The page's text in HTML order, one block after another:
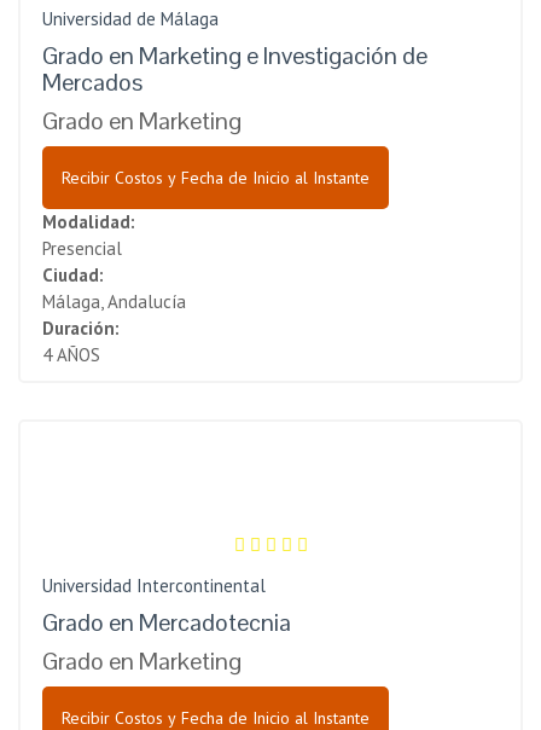
Universidad de Málaga
Grado en Marketing e Investigación de
Mercados
Grado en Marketing
Recibir Costos y Fecha de Inicio al Instante
Modalidad:
Presencial
Ciudad:
Málaga, Andalucía
Duración:
4 AÑOS
Universidad Intercontinental
Grado en Mercadotecnia
Grado en Marketing
Recibir Costos y Fecha de Inicio al Instante